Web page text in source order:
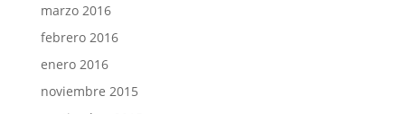
marzo 2016
febrero 2016
enero 2016
noviembre 2015